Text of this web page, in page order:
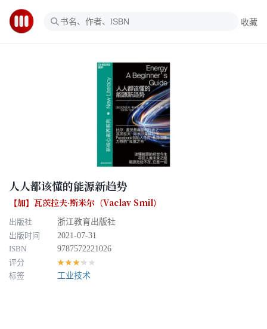
收藏
人人都该懂的能源新趋势
【加】瓦茨拉夫·斯米尔（Vaclav Smil）
出版社
浙江教育出版社
出版时间
2021-07-31
ISBN
9787572221026
评分
★★★★★
标签 工业技术